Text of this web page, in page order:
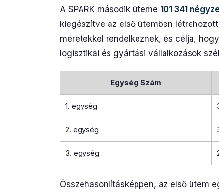
A SPARK második üteme 101 341
kiegészítve az első ütemben
méretekkel rendelkeznek, és célja,
logisztikai és gyártási vállalkozások
Egység Szám
1. egység
2. egység
3. egység
Összehasonlításképpen, az első ütem